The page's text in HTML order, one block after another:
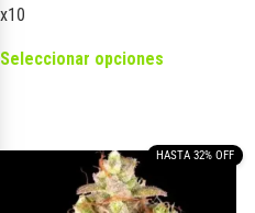
x10
Seleccionar opciones
HASTA 32% OFF